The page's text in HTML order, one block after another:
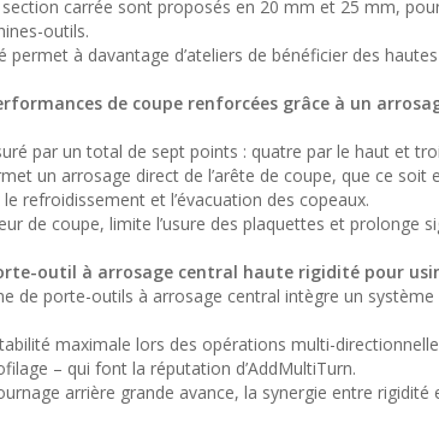
carrée sont proposés en 20 mm et 25 mm,
outils.
permet à davantage d’ateliers de bénéficier des
de coupe renforcées grâce à un
par un total de sept points : quatre par le haut et
un arrosage direct de l’arête de coupe, que ce
refroidissement et l’évacuation des copeaux.
de coupe, limite l’usure des plaquettes et prolonge
outil à arrosage central haute rigidité pour
de porte-outils à arrosage central intègre un système
maximale lors des opérations multi-
– qui font la réputation d’AddMultiTurn.
arrière grande avance, la synergie entre